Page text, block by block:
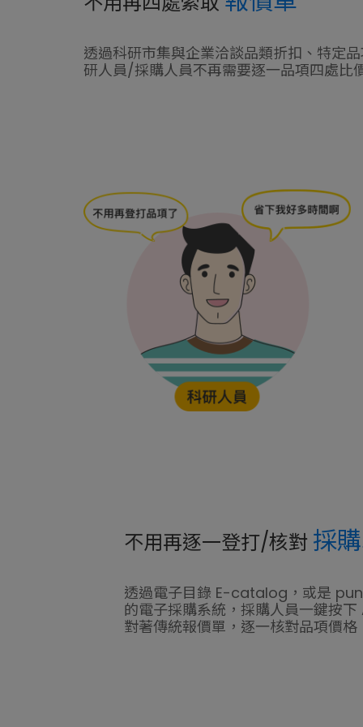
透過科研市集與企業洽談品類折扣、特定
研人員/採購人員不再需要逐一品項四處比
不用再逐一登打/核對 採
透過電子目錄 E-catalog，或是
的電子採購系統，採購人員一鍵按
對著傳統報價單，逐一核對品項價格